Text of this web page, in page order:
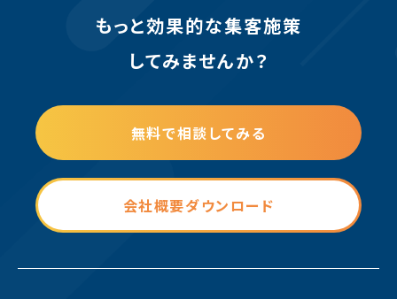
もっと効果的な集客施策
してみませんか？
無料で相談してみる
会社概要ダウンロード